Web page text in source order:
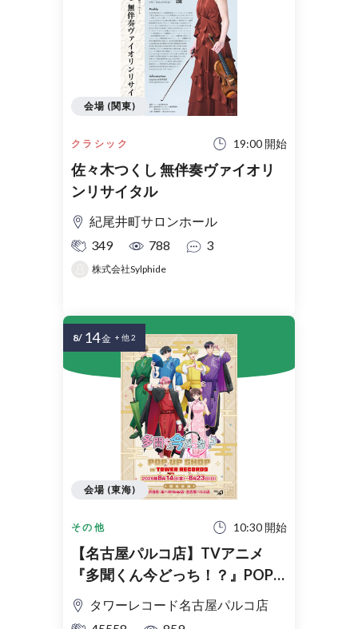
クラシック 19:00 開始
佐々木つくし 無伴奏ヴァイオリ
ンリサイタル
紀尾井町サロンホール
349
788 3
株式会社Sylphide
会場 (関東)
その他 10:30 開始
【名古屋パルコ店】TVアニメ
『多聞くん今どっち！？』POP
UP SHOP in TOWER RECORDS入
場整理券
タワーレコード名古屋パルコ店
会場 (東海)
8/ 14金 + 他 2